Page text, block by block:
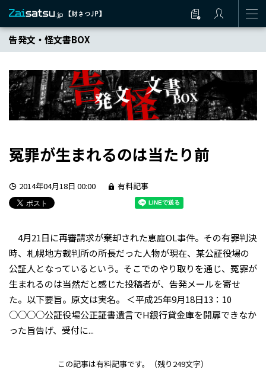
告発文・怪文書BOX
冤罪が生まれるのは当たり前
2014年04月18日 00:00 有料記事
4月21日に再審請求が棄却された恵庭OL事件。その有罪判決
時、札幌地方裁判所の所長だった人物が現在、某公証役場の
公証人となっているという。そこでのやり取りを通じ、冤罪が
生まれるのは当然だと感じた投稿者が、告発メールを寄せ
た。以下要旨。原文は実名。 ＜平成25年9月18日13：10
○○○○公証役場公正証書遺言でH銀行貸金庫を開扉できなか
った旨告げ、受付に...
この記事は有料記事です。 （残り249文字）